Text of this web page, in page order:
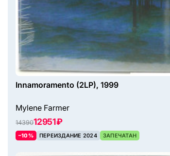
Innamoramento (2LP), 1999
Mylene Farmer
1439012951 ₽
–10% ПЕРЕИЗДАНИЕ 2024 ЗАПЕЧАТАН